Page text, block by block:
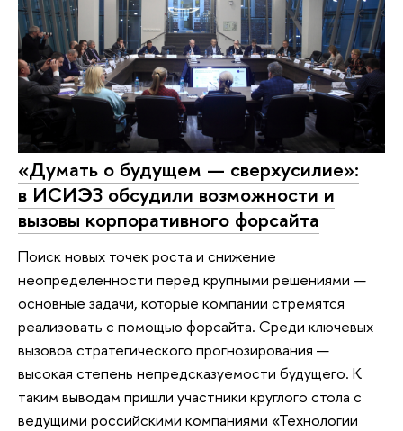
«Думать о будущем — сверхусилие»:
в ИСИЭЗ обсудили возможности и
вызовы корпоративного форсайта
Поиск новых точек роста и снижение
неопределенности перед крупными решениями —
основные задачи, которые компании стремятся
реализовать с помощью форсайта. Среди ключевых
вызовов стратегического прогнозирования —
высокая степень непредсказуемости будущего. К
таким выводам пришли участники круглого стола с
ведущими российскими компаниями «Технологии